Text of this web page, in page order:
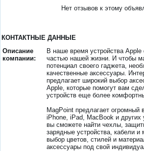
Нет отзывов к этому
КОНТАКТНЫЕ ДАННЫЕ
Описание
компании:
В наше время устройства
частью нашей жизни. И чтобы
потенциал своего гаджета,
качественные аксессуары.
предлагает широкий выбор
Apple, которые помогут вам
устройств еще более
MagPoint предлагает огромный
iPhone, iPad, MacBook и других
вы сможете найти чехлы,
зарядные устройства, кабели
выбор цветов, стилей и
аксессуары под свой